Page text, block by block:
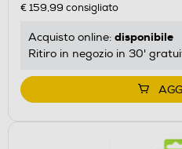
€ 159,99 consigliato
Acquisto online: disponibile
Ritiro in negozio in 30'